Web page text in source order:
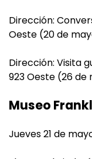
Dirección:
Oeste (20 de
Dirección: Visita
923 Oeste (26 de
Museo
Jueves 21 de